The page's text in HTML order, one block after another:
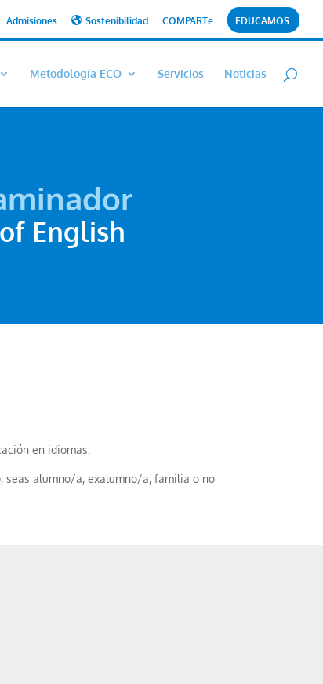
Admisiones Sostenibilidad COMPARTe EDUCAMOS
Metodología ECO Servicios Noticias
English
en idiomas.
seas alumno/a, exalumno/a, familia o no